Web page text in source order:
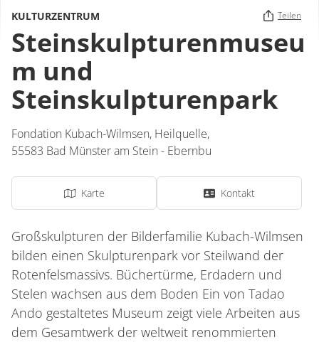
KULTURZENTRUM Teilen
Steinskulpturenmuseu
m und
Steinskulpturenpark
Fondation Kubach-Wilmsen, Heilquelle,
55583 Bad Münster am Stein - Ebernbu
Karte Kontakt
Großskulpturen der Bilderfamilie Kubach-Wilmsen
bilden einen Skulpturenpark vor Steilwand der
Rotenfelsmassivs. Büchertürme, Erdadern und
Stelen wachsen aus dem Boden Ein von Tadao
Ando gestaltetes Museum zeigt viele Arbeiten aus
dem Gesamtwerk der weltweit renommierten